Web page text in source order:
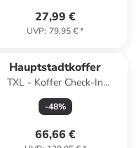
27,99 €
UVP: 79,95 €*
Hauptstadtkoffer
TXL - Koffer Check-In
Reisekoffer Trolley
Aufgabegepäck TSA 73 L in
-48%
66,66 €